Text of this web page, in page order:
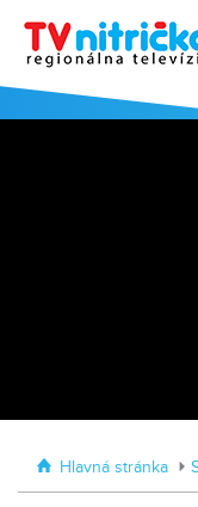
Hlavná stránka